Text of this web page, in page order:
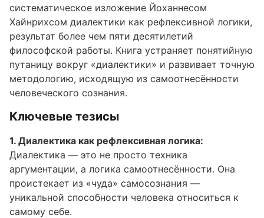
систематическое изложение Йоханнесом
Хайнрихсом диалектики как рефлексивной логики,
результат более чем пяти десятилетий
философской работы. Книга устраняет понятийную
путаницу вокруг «диалектики» и развивает точную
методологию, исходящую из самоотнесённости
человеческого сознания.
Ключевые тезисы
1. Диалектика как рефлексивная логика:
Диалектика — это не просто техника
аргументации, а логика самоотнесённости. Она
проистекает из «чуда» самосознания —
уникальной способности человека относиться к
самому себе.